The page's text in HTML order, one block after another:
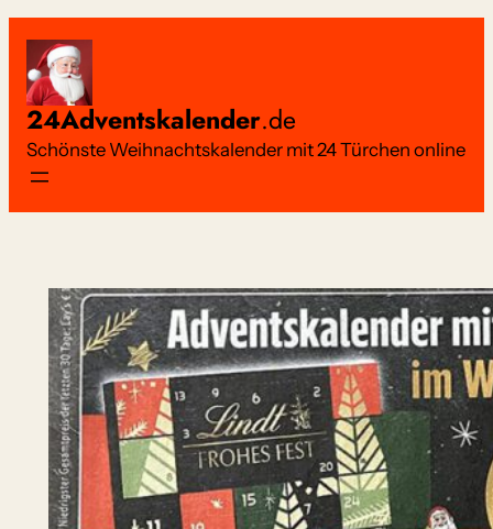
Inhalt
springen
24Adventskalender.de
Schönste Weihnachtskalender mit 24 Türchen online